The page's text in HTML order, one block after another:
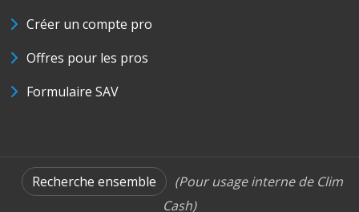
Créer un compte pro
Offres pour les pros
Formulaire SAV
Recherche ensemble
(Pour usage interne de Clim
Cash)